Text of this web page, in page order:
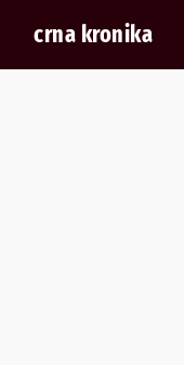
crna kronika